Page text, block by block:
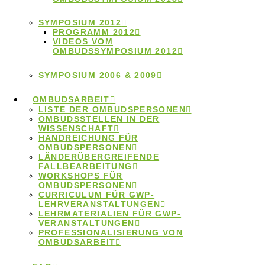
SYMPOSIUM 2012
PROGRAMM 2012
VIDEOS VOM
OMBUDSSYMPOSIUM 2012
SYMPOSIUM 2006 & 2009
OMBUDSARBEIT
LISTE DER OMBUDSPERSONEN
OMBUDSSTELLEN IN DER
WISSENSCHAFT
HANDREICHUNG FÜR
OMBUDSPERSONEN
LÄNDERÜBERGREIFENDE
FALLBEARBEITUNG
WORKSHOPS FÜR
OMBUDSPERSONEN
CURRICULUM FÜR GWP-
LEHRVERANSTALTUNGEN
LEHRMATERIALIEN FÜR GWP-
VERANSTALTUNGEN
PROFESSIONALISIERUNG VON
OMBUDSARBEIT
Wo finde ich meine lokale
Ombudsperson?
Kontakt zum Ombudsgremium
Schlagwörter
Anonymität Autorschaften Betreuung
Datenfälschung Datennutzung